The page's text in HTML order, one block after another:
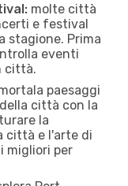
molte città
e festival
stagione. Prima
eventi
città.
paesaggi
città con la
la
città e l'arte di
migliori per